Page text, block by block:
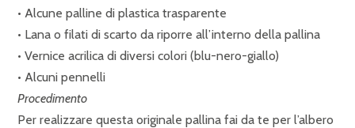
• Alcune palline di plastica trasparente
• Lana o filati di scarto da riporre all’interno della pallina
• Vernice acrilica di diversi colori (blu-nero-giallo)
• Alcuni pennelli
Procedimento
Per realizzare questa originale pallina fai da te per l’albero